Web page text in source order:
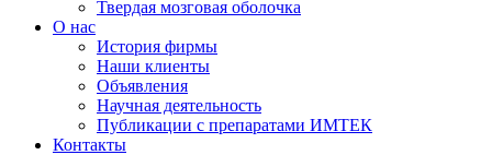
Твердая мозговая оболочка
О нас
История фирмы
Наши клиенты
Объявления
Научная деятельность
Публикации с препаратами ИМТЕК
Контакты